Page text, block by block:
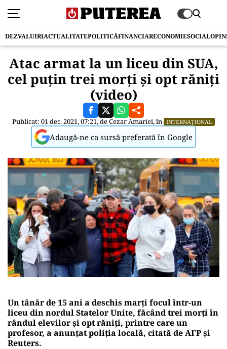
DEZVALUIRIACTUALITATEPOLITICĂFINANCIARECONOMIESOCIAL
Atac armat la un liceu din SUA,
cel puțin trei morți și opt răniți
(video)
Publicat: 01 dec. 2021, 07:21, deCezar Amariei, în INTERNAȚIONAL
Adaugă-ne ca sursă preferată în Google
Un tânăr de 15 ani a deschis marţi focul într-un
liceu din nordul Statelor Unite, făcând trei morţi în
rândul elevilor şi opt răniţi, printre care un
profesor, a anunţat poliţia locală, citată de AFP şi
Reuters.